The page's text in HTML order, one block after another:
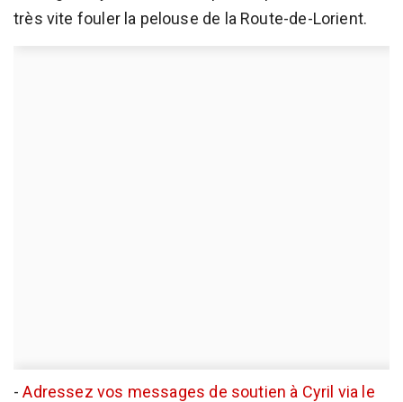
très vite fouler la pelouse de la Route-de-Lorient.
-Adressez vos messages de soutien à Cyril via le